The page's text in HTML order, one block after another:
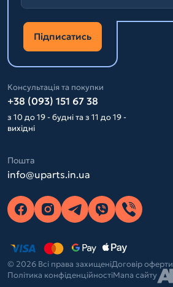
Підписатись
Консультація та покупки
+38 (093) 151 67 38
з 10 до 19 - будні та з 11 до 19 -
вихідні
Пошта
info@uparts.in.ua
© 2026 Всі права захищеніДоговір оферти
Політика конфіденційностіМапа сайту